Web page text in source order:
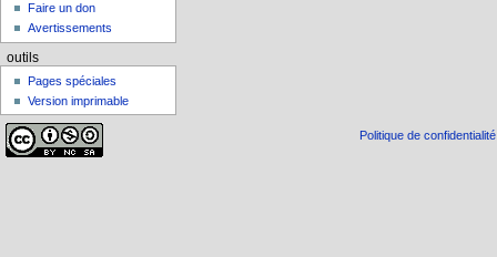
Faire un don
Avertissements
outils
Pages spéciales
Version imprimable
Politique de confidentialité